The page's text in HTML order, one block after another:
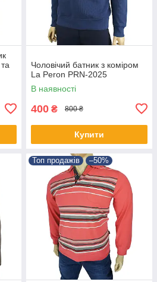
Чоловічий батник з коміром
La Peron PRN-2025
В наявності
400 ₴ 800 ₴
Купити
Топ продажів –50%